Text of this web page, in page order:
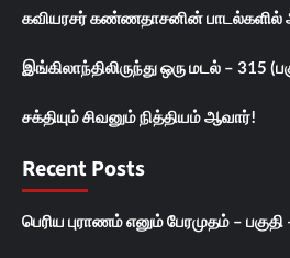
கவியரசர் கண்ணதாசனின்
இங்கிலாந்திலிருந்து ஒரு மடல் – 315
சக்தியும் சிவனும் நித்தியம் ஆவார்!
Recent Posts
பெரிய புராணம் எனும் பேரமுதம் – பகுதி